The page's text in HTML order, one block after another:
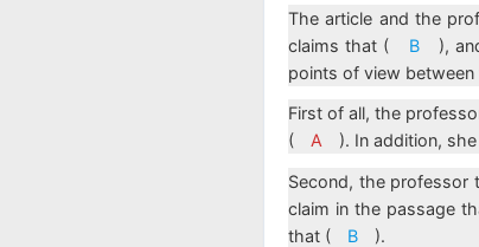
The article and the
claims that ( B), and
points of view
First of all, the
( A ). In addition,
Second, the
claim in the passage
that ( B ).